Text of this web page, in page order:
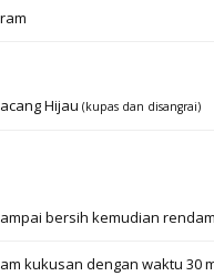
Hijau (kupas dan disangrai)
bersih kemudian
kukusan dengan waktu 30